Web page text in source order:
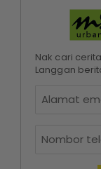
Nak cari
Langgan